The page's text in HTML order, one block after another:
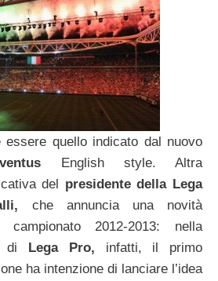
essere quello indicato dal nuovo
English style. Altra
del presidente della Lega
che annuncia una novità
2012-2013: nella
di Lega Pro, infatti, il primo
ha intenzione di lanciare l’idea